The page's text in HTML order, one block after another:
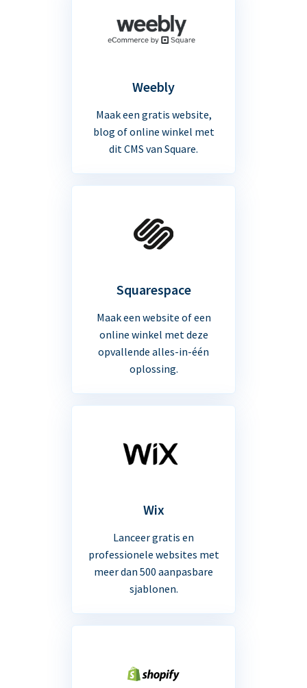
Weebly
Maak een gratis website,
blog of online winkel met
dit CMS van Square.
Squarespace
Maak een website of een
online winkel met deze
opvallende alles-in-één
oplossing.
Wix
Lanceer gratis en
professionele websites met
meer dan 500 aanpasbare
sjablonen.